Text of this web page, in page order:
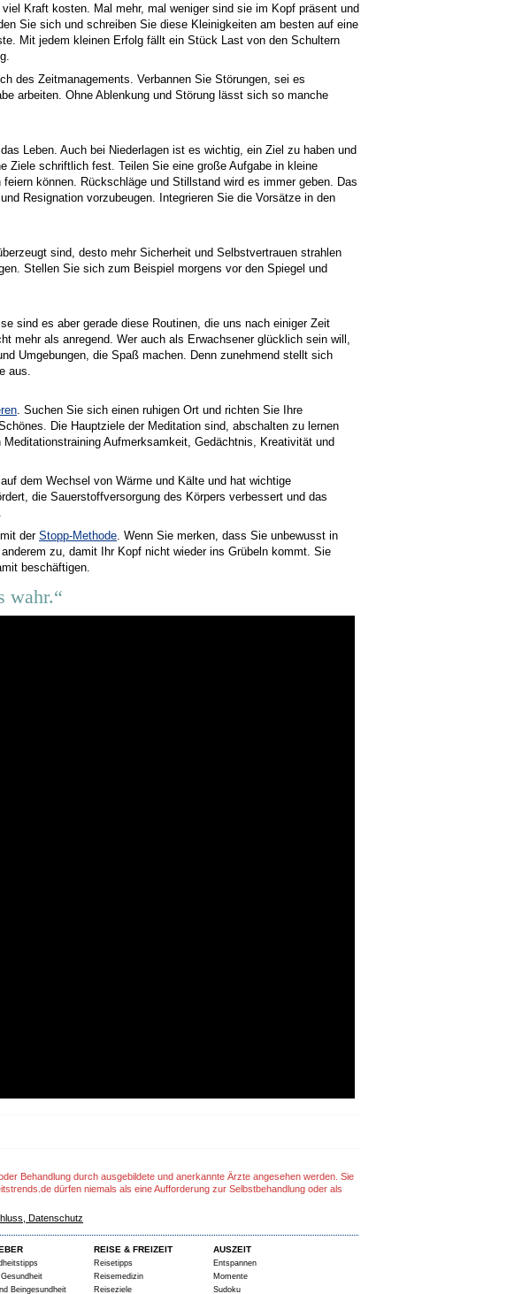
Kraft kosten. Mal mehr, mal weniger sind sie im Kopf präsent und
Sie sich und schreiben Sie diese Kleinigkeiten am besten auf eine
Mit jedem kleinen Erfolg fällt ein Stück Last von den Schultern
des Zeitmanagements. Verbannen Sie Störungen, sei es
arbeiten. Ohne Ablenkung und Störung lässt sich so manche
Leben. Auch bei Niederlagen ist es wichtig, ein Ziel zu haben und
Ziele schriftlich fest. Teilen Sie eine große Aufgabe in kleine
können. Rückschläge und Stillstand wird es immer geben. Das
Resignation vorzubeugen. Integrieren Sie die Vorsätze in den
sind, desto mehr Sicherheit und Selbstvertrauen strahlen
Stellen Sie sich zum Beispiel morgens vor den Spiegel und
sind es aber gerade diese Routinen, die uns nach einiger Zeit
mehr als anregend. Wer auch als Erwachsener glücklich sein will,
Umgebungen, die Spaß machen. Denn zunehmend stellt sich
aus.
. Suchen Sie sich einen ruhigen Ort und richten Sie Ihre
Die Hauptziele der Meditation sind, abschalten zu lernen
Aufmerksamkeit, Gedächtnis, Kreativität und
dem Wechsel von Wärme und Kälte und hat wichtige
die Sauerstoffversorgung des Körpers verbessert und das
der Stopp-Methode. Wenn Sie merken, dass Sie unbewusst in
zu, damit Ihr Kopf nicht wieder ins Grübeln kommt. Sie
beschäftigen.
wahr.“
Behandlung durch ausgebildete und anerkannte Ärzte angesehen werden. Sie
dürfen niemals als eine Aufforderung zur Selbstbehandlung oder als
Datenschutz
Beingesundheit
REISE & FREIZEIT
Reisetipps
Reisemedizin
Reiseziele
AUSZEIT
Entspannen
Momente
Sudoku